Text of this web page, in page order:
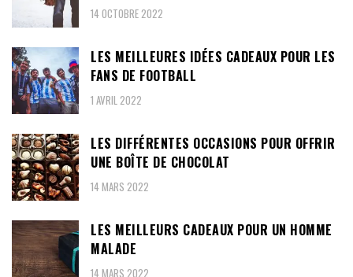
14 OCTOBRE 2022
LES MEILLEURES IDÉES CADEAUX POUR LES
FANS DE FOOTBALL
1 AVRIL 2022
LES DIFFÉRENTES OCCASIONS POUR OFFRIR
UNE BOÎTE DE CHOCOLAT
14 MARS 2022
LES MEILLEURS CADEAUX POUR UN HOMME
MALADE
14 MARS 2022